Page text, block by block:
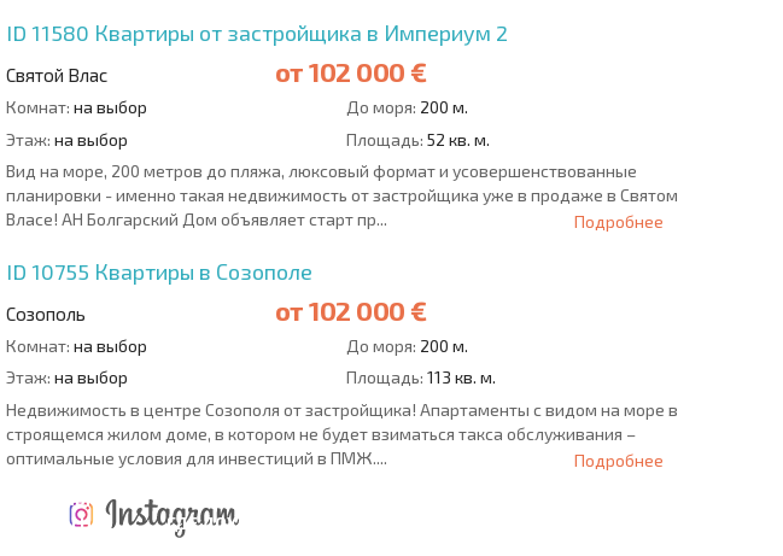
ID 11580 Квартиры от застройщика в Империум 2
Святой Влас от102 000 €
Комнат: на выбор До моря: 200 м.
Этаж: на выбор Площадь: 52 кв. м.
Вид на море, 200 метров до пляжа, люксовый формат и усовершенствованные
планировки - именно такая недвижимость от застройщика уже в продаже в Святом
Власе! АН Болгарский Дом объявляет старт пр...
Подробнее
ID 10755 Квартиры в Созополе
Созополь от102 000 €
Комнат: на выбор До моря: 200 м.
Этаж: на выбор Площадь: 113 кв. м.
Недвижимость в центре Созополя от застройщика! Апартаменты с видом на море в
строящемся жилом доме, в котором не будет взиматься такса обслуживания –
оптимальные условия для инвестиций в ПМЖ....
Подробнее
ЕЖЕГОДНЫЕ
РАСХОДЫ НА
ГДЕ ДОХОДНОСТЬ